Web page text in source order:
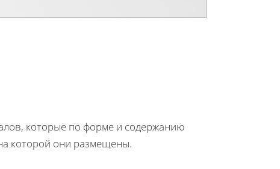
которые по форме и содержанию
которой они размещены.